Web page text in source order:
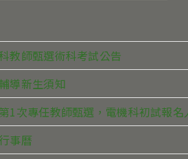
教師甄選術科考試公告
導新生須知
1次專任教師甄選，電機科初試報
事曆